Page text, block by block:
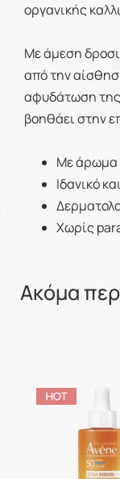
οργανικής
Με άμεση
από την
αφυδάτωση της
βοηθάει στην
Με άρωμα
Ιδανικό
Χωρίς
Ακόμα